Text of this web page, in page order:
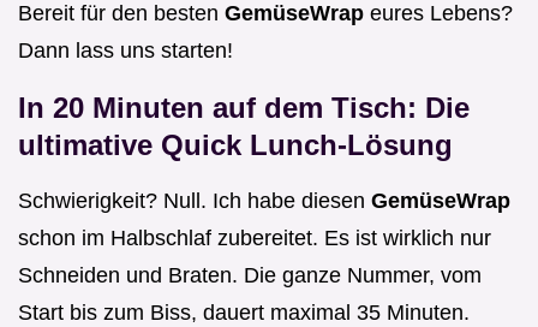
Bereit für den besten GemüseWrap eures Lebens?
Dann lass uns starten!
In 20 Minuten auf dem Tisch: Die
ultimative Quick Lunch-Lösung
Schwierigkeit? Null. Ich habe diesen GemüseWrap
schon im Halbschlaf zubereitet. Es ist wirklich nur
Schneiden und Braten. Die ganze Nummer, vom
Start bis zum Biss, dauert maximal 35 Minuten.